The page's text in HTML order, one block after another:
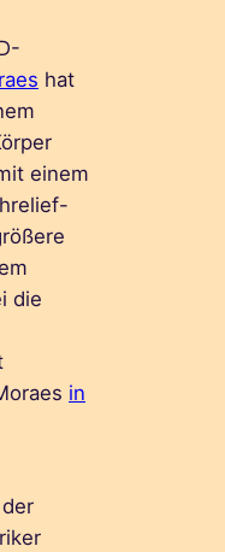
hat
einem
die
in